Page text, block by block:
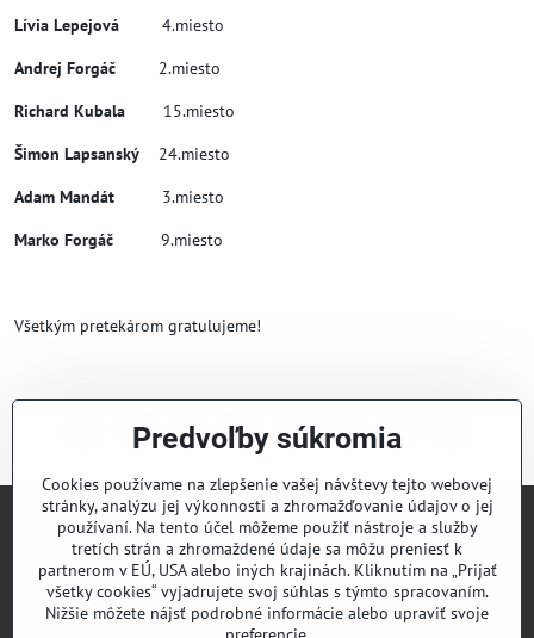
Lívia Lepejová 4.miesto
Andrej Forgáč 2.miesto
Richard Kubala 15.miesto
Šimon Lapsanský 24.miesto
Adam Mandát 3.miesto
Marko Forgáč 9.miesto
Všetkým pretekárom gratulujeme!
FacebookTwitterBlueskyPinterestReddit LinkedInWhatsApp
Lyžiarsky klub Valčianska dolina
Športový klub Valčianska dolina
Predvoľby súkromia
Cookies používame na zlepšenie vašej návštevy tejto webovej
stránky, analýzu jej výkonnosti a zhromažďovanie údajov o jej
používaní. Na tento účel môžeme použiť nástroje a služby
tretích strán a zhromaždené údaje sa môžu preniesť k
partnerom v EÚ, USA alebo iných krajinách. Kliknutím na „Prijať
všetky cookies“ vyjadrujete svoj súhlas s týmto spracovaním.
Nižšie môžete nájsť podrobné informácie alebo upraviť svoje